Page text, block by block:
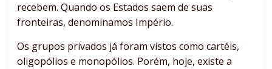
recebem. Quando os Estados saem de suas
fronteiras, denominamos Império.
Os grupos privados já foram vistos como cartéis,
oligopólios e monopólios. Porém, hoje, existe a